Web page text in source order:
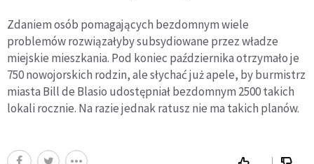
Zdaniem osób pomagających bezdomnym wiele
problemów rozwiązałyby subsydiowane przez władze
miejskie mieszkania. Pod koniec października otrzymało je
750 nowojorskich rodzin, ale słychać już apele, by burmistrz
miasta Bill de Blasio udostępniał bezdomnym 2500 takich
lokali rocznie. Na razie jednak ratusz nie ma takich planów.